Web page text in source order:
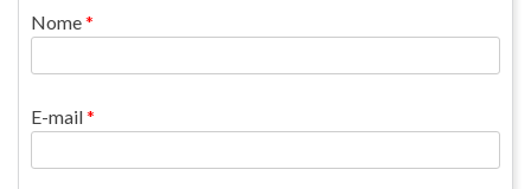
Nome*
E-mail*